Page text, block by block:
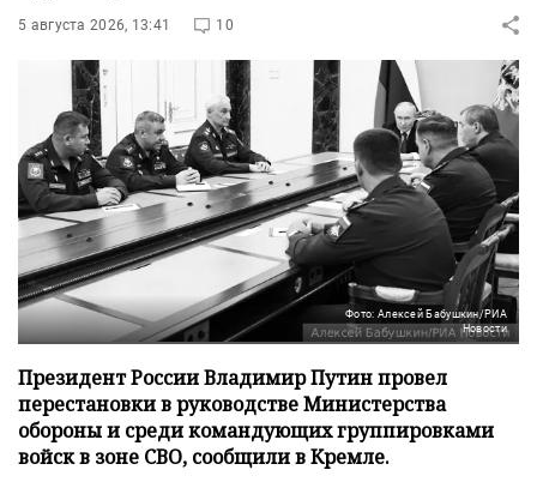
5 августа 2026, 13:41 10
Фото: Алексей Бабушкин/РИА
Новости
Президент России Владимир Путин провел
перестановки в руководстве Министерства
обороны и среди командующих группировками
войск в зоне СВО, сообщили в Кремле.